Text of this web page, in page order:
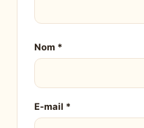
Nom *
E-mail *